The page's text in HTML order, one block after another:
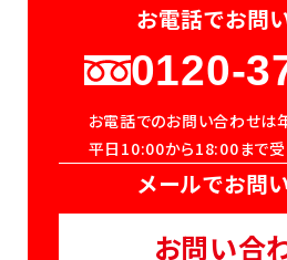
お電話でお問
0120-
お電話でのお問い合わせは
平日10:00から18:00まで受
メールでお問
お問い合